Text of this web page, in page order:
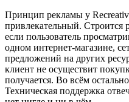
Принцип рекламы у
привлекательный. Строится
если пользователь
одном интернет-магазине,
предложений на других
клиент не осуществит
получается. Во всём
Техническая поддержка